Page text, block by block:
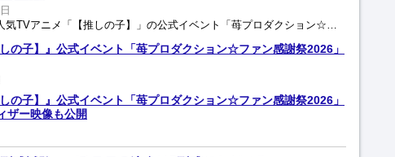
フィールズは8月4日、人気TVアニメ「【推しの子】」の公式イベント「苺プロダクション☆ファン感謝祭 2026」への協賛を決定したと発表した。 同社は「エヴァンゲリオン」シリーズやTVアニメ...
の子】』公式イベント「苺プロダクション☆ファン感謝祭2026」
の子】』公式イベント「苺プロダクション☆ファン感謝祭2026」
ー映像も公開